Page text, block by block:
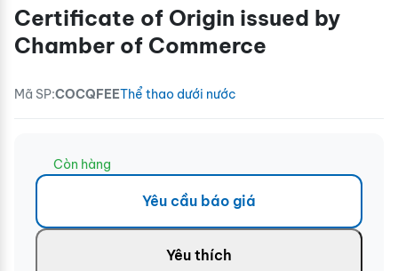
Certificate of Origin issued by
Chamber of Commerce
Mã SP:COCQFEEThể thao dưới nước
Còn hàng
Yêu cầu báo giá
Yêu thích